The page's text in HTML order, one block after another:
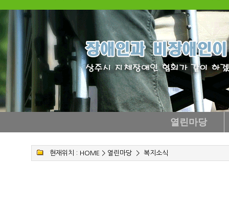
열린마당
현재위치 : HOME > 열린마당> 복지소식